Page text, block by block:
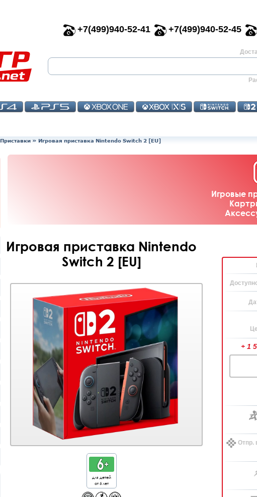
+7(499)940-52-41 +7(499)940-52-45
Приставки » Игровая приставка Nintendo Switch 2 [EU]
Игровые
Игровая приставка Nintendo
Switch 2 [EU]
для детей
от 6 лет
+ 1
Отпр.